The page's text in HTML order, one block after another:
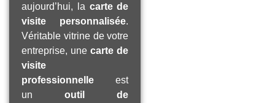
aujourd’hui, la carte de
visite personnalisée.
Véritable vitrine de votre
entreprise, unecarte de
visite
professionnelle est
unoutil de